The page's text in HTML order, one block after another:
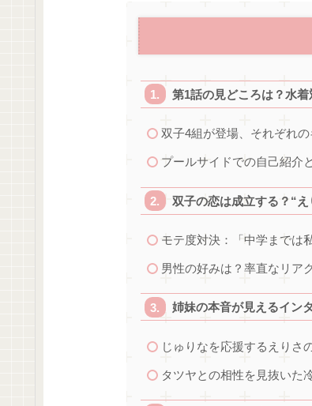
第1話の見どころは？水
双子4組が登場、それぞれ
プールサイドでの自己紹介
双子の恋は成立する？“
モテ度対決：「中学までは
男性の好みは？率直なリア
姉妹の本音が見えるイン
じゅりなを応援するえりさ
タツヤとの相性を見抜いた